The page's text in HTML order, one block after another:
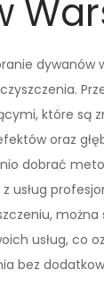
dywanów
które są
oraz
dobrać
usług
usług, co
bez